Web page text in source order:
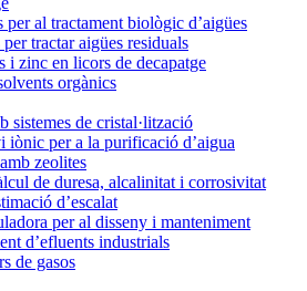
per al tractament biològic d’aigües
tractar aigües residuals
i zinc en licors de decapatge
orgànics
sistemes de cristal·lització
iònic per a la purificació d’aigua
zeolites
de duresa, alcalinitat i corrosivitat
d’escalat
per al disseny i manteniment
d’efluents industrials
de gasos